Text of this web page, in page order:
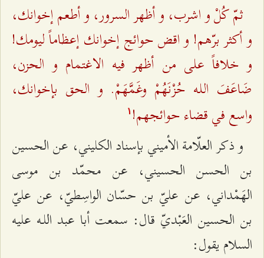
ثمّ كُلْ و اشرب، و أظهر السرور، و أطعم إخوانك،
و أكثر برّهم! و اقض حوائج إخوانك إعظاماً ليومك!
و خلافاً على من أظهر فيه الاغتمام و الحزن،
ضَاعَفَ اللـه حُزْنَهُمْ وغَمَّهَمْ. و الحق بإخوانك،
واسع في قضاء حوائجهم! ۱
و ذكر العلّامة الأميني بإسناد الكليني، عن الحسين
بن الحسن الحسيني، عن محمّد بن موسى
الهَمْداني، عن عليّ بن حسّان الواسِطيّ، عن عليّ
بن الحسين العَبْديّ قال: سمعت أبا عبد اللـه عليه
السلام يقول: